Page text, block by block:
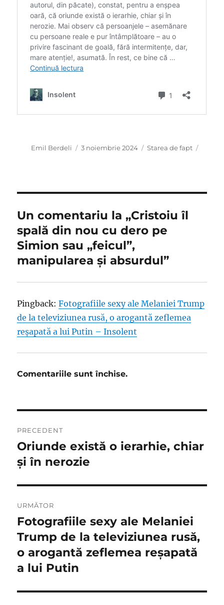
Autor
Emil Berdeli
Publicat
3 noiembrie 2024 Categorii
Starea de fapt
Un comentariu la „Cristoiu îl
spală din nou cu dero pe
Simion sau „feicul”,
manipularea şi absurdul”
Pingback:Fotografiile sexy ale Melaniei Trump
de la televiziunea rusă, o arogantă zeflemea
reşapată a lui Putin – Insolent
Comentariile sunt închise.
în
articole
PRECEDENT
Articolul
anterior:
Oriunde există o ierarhie, chiar
şi în nerozie
URMĂTOR
Articolul
următor:
Fotografiile sexy ale Melaniei
Trump de la televiziunea rusă,
o arogantă zeflemea reşapată
a lui Putin